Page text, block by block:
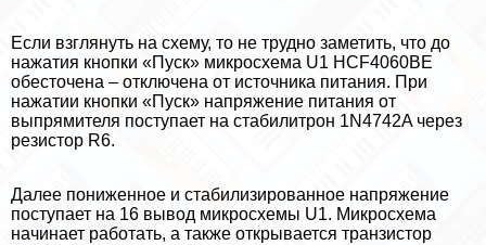
Если взглянуть на схему, то не трудно заметить, что до
нажатия кнопки «Пуск» микросхема U1 HCF4060BE
обесточена – отключена от источника питания. При
нажатии кнопки «Пуск» напряжение питания от
выпрямителя поступает на стабилитрон 1N4742A через
резистор R6.
Далее пониженное и стабилизированное напряжение
поступает на 16 вывод микросхемы U1. Микросхема
начинает работать, а также открывается транзистор